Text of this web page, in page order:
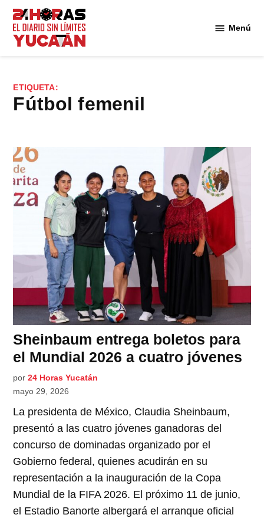
Saltar
contenido
Menú
ETIQUETA:
fútbol femenil
Sheinbaum entrega boletos para
el Mundial 2026 a cuatro jóvenes
por 24 Horas Yucatán
mayo 29, 2026
La presidenta de México, Claudia Sheinbaum,
presentó a las cuatro jóvenes ganadoras del
concurso de dominadas organizado por el
Gobierno federal, quienes acudirán en su
representación a la inauguración de la Copa
Mundial de la FIFA 2026. El próximo 11 de junio,
el Estadio Banorte albergará el arranque oficial